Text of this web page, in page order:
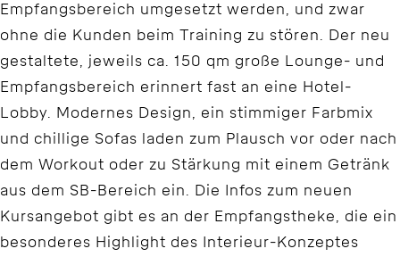
Empfangsbereich umgesetzt werden, und zwar
ohne die Kunden beim Training zu stören. Der neu
gestaltete, jeweils ca. 150 qm große Lounge- und
Empfangsbereich erinnert fast an eine Hotel-
Lobby. Modernes Design, ein stimmiger Farbmix
und chillige Sofas laden zum Plausch vor oder nach
dem Workout oder zu Stärkung mit einem Getränk
aus dem SB-Bereich ein. Die Infos zum neuen
Kursangebot gibt es an der Empfangstheke, die ein
besonderes Highlight des Interieur-Konzeptes